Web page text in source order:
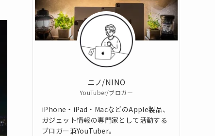
ニノ/NINO
YouTuber/ブロガー
iPhone・iPad・MacなどのApple製品、
ガジェット情報の専門家として活動する
ブロガー兼YouTuber。